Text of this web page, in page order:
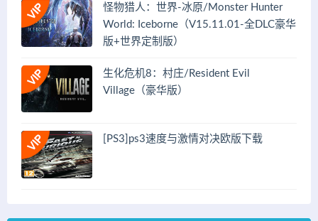
怪物猎人：世界-冰原/Monster Hunter
World: Iceborne（V15.11.01-全DLC豪华
版+世界定制版）
生化危机8：村庄/Resident Evil
Village（豪华版）
[PS3]ps3速度与激情对决欧版下载